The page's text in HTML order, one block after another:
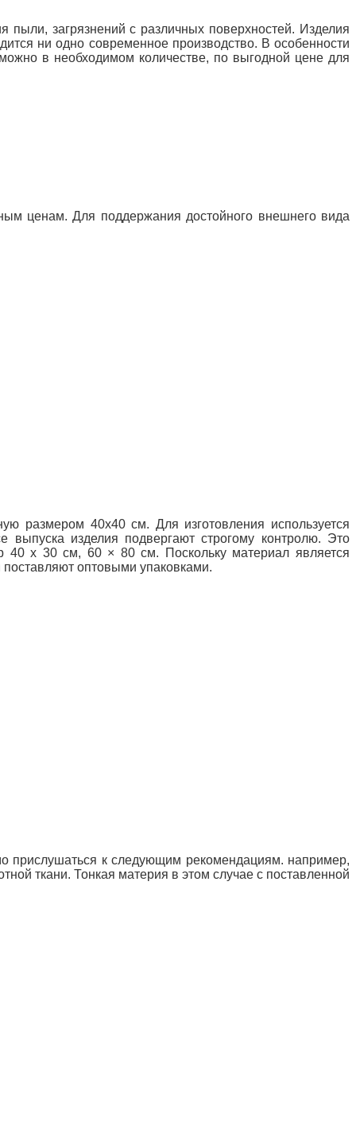
пыли, загрязнений с различных поверхностей. Изделия
ни одно современное производство. В особенности
в необходимом количестве, по выгодной цене для
ценам. Для поддержания достойного внешнего вида
размером 40х40 см. Для изготовления используется
изделия подвергают строгому контролю. Это
40 х 30 см, 60 × 80 см. Поскольку материал является
оптовыми упаковками.
прислушаться к следующим рекомендациям. например,
ткани. Тонкая материя в этом случае с поставленной